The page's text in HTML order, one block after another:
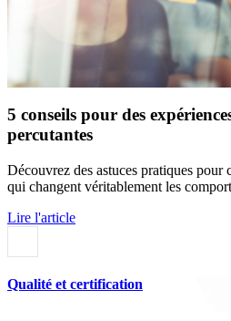
5 conseils pour des
percutantes
Découvrez des astuces pratiques pour
qui changent véritablement les
Lire l'article
Qualité et certification